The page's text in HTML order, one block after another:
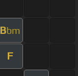
Bbm
F